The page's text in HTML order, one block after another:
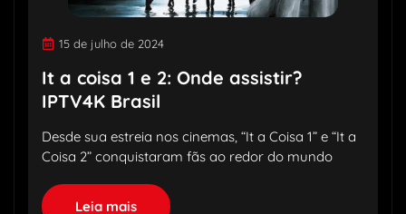
15 de julho de 2024
It a coisa 1 e 2: Onde assistir?
IPTV4K Brasil
Desde sua estreia nos cinemas, “It a Coisa 1” e “It a
Coisa 2” conquistaram fãs ao redor do mundo
Leia mais